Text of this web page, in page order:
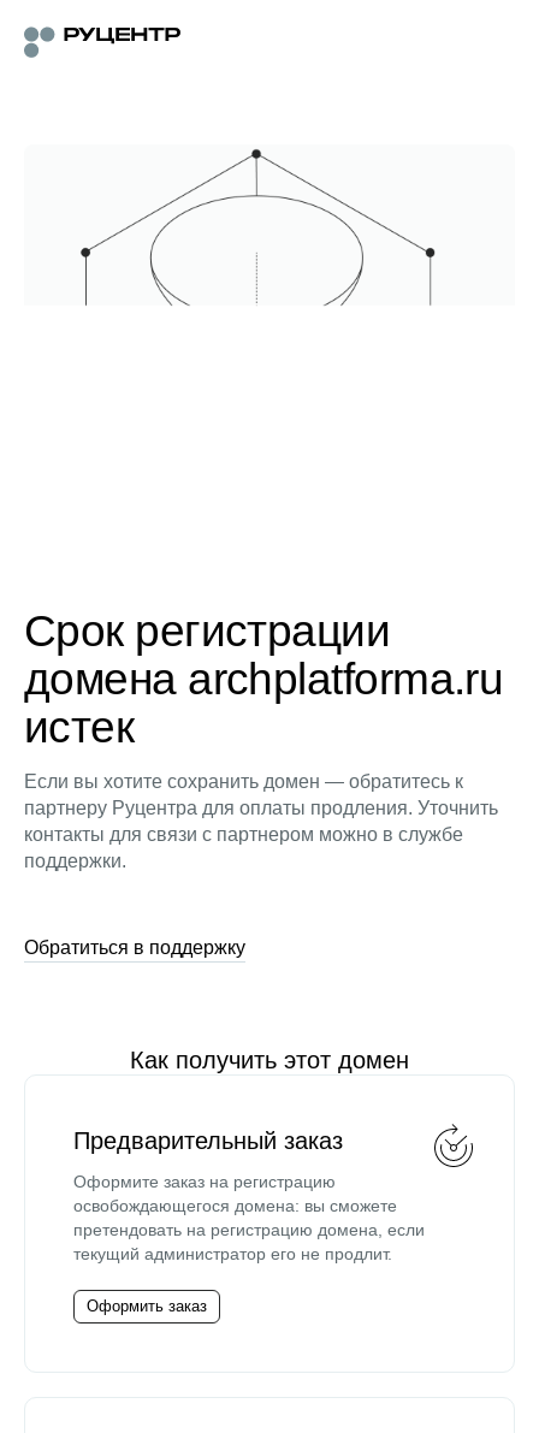
Срок регистрации
домена archplatforma.ru
истек
Если вы хотите сохранить домен — обратитесь к
партнеру Руцентра для оплаты продления. Уточнить
контакты для связи с партнером можно в службе
поддержки.
Обратиться в поддержку
Как получить этот домен
Предварительный заказ
Оформите заказ на регистрацию
освобождающегося домена: вы сможете
претендовать на регистрацию домена, если
текущий администратор его не продлит.
Оформить заказ